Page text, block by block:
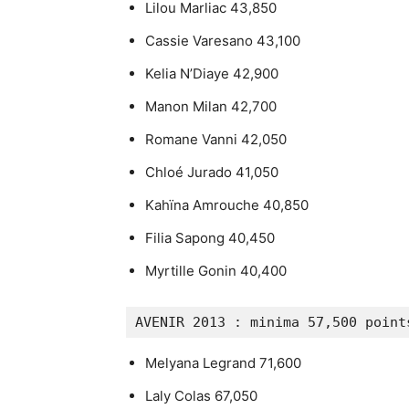
Lilou Marliac 43,850
Cassie Varesano 43,100
Kelia N’Diaye 42,900
Manon Milan 42,700
Romane Vanni 42,050
Chloé Jurado 41,050
Kahïna Amrouche 40,850
Filia Sapong 40,450
Myrtille Gonin 40,400
AVENIR 2013 : minima 57,500
Melyana Legrand 71,600
Laly Colas 67,050